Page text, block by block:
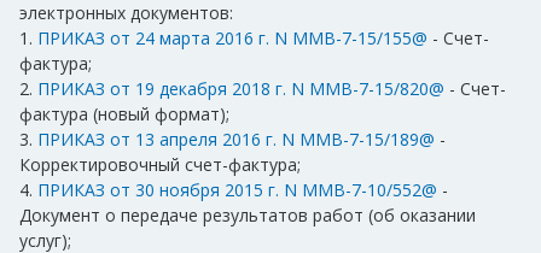
электронных документов:
1. ПРИКАЗ от 24 марта 2016 г. N ММВ-7-15/155@ - Счет-
фактура;
2. ПРИКАЗ от 19 декабря 2018 г. N ММВ-7-15/820@ - Счет-
фактура (новый формат);
3. ПРИКАЗ от 13 апреля 2016 г. N ММВ-7-15/189@ -
Корректировочный счет-фактура;
4. ПРИКАЗ от 30 ноября 2015 г. N ММВ-7-10/552@ -
Документ о передаче результатов работ (об оказании
услуг);